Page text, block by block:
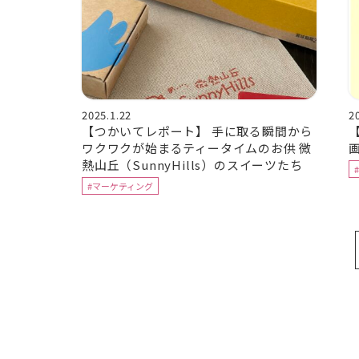
2025.1.22
【つかいてレポート】 手に取る瞬間から
ワクワクが始まるティータイムのお供 微
熱山丘（SunnyHills）のスイーツたち
#マーケティング